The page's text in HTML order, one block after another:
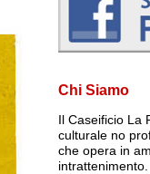
Chi Siamo
Il Caseificio
culturale no
che opera in
intrattenimento.